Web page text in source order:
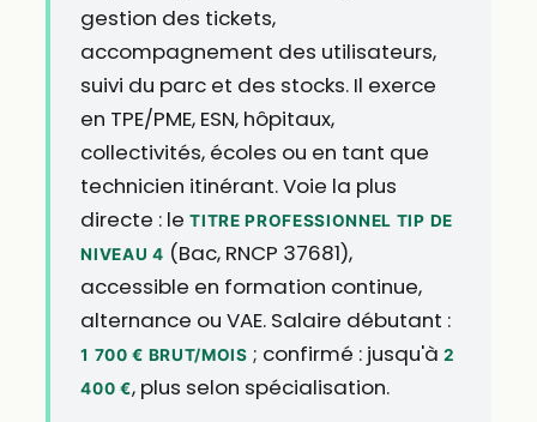
gestion des tickets,
accompagnement des utilisateurs,
suivi du parc et des stocks. Il exerce
en TPE/PME, ESN, hôpitaux,
collectivités, écoles ou en tant que
technicien itinérant. Voie la plus
directe : leTITRE PROFESSIONNEL TIP DE
NIVEAU 4 (Bac, RNCP 37681),
accessible en formation continue,
alternance ou VAE. Salaire débutant :
1 700 € BRUT/MOIS ; confirmé : jusqu'à 2
400 €, plus selon spécialisation.